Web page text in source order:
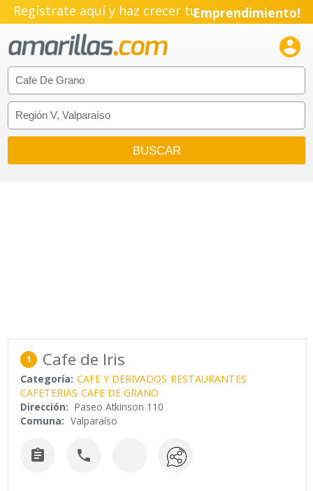
Regístrate aquí y haz crecer tuEmprendimiento!

1 Cafe de Iris
Categoría: CAFE Y DERIVADOS RESTAURANTES
CAFETERIAS CAFE DE GRANO
Dirección: Paseo Atkinson 110
Comuna: Valparaíso
 